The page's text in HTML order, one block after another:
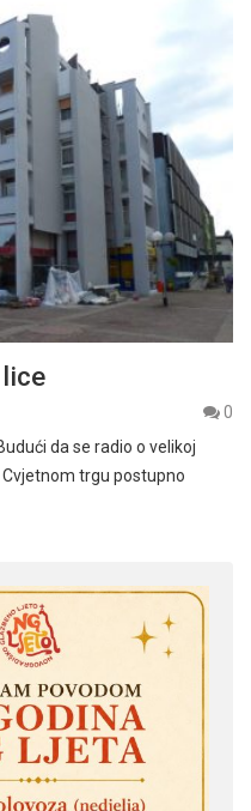
lice
0
da se radio o velikoj
trgu postupno